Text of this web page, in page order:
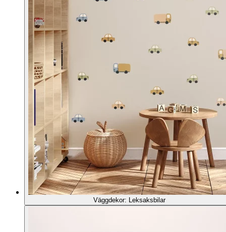
Väggdekor: Leksaksbilar